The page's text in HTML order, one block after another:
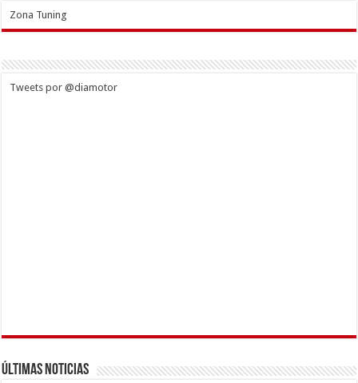
Zona Tuning
Tweets por @diamotor
Últimas Noticias